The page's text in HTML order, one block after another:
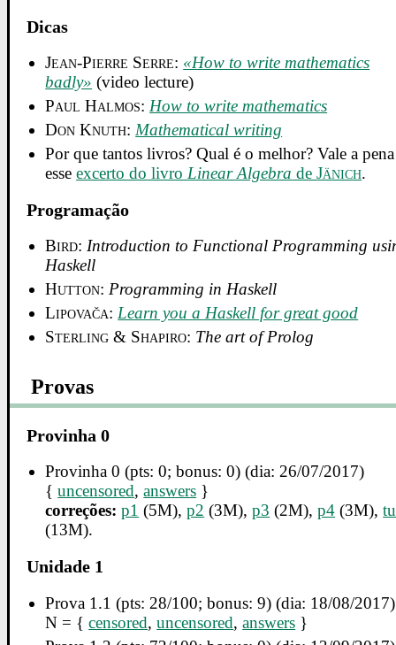
Dicas
Jean-Pierre Serre: «How to write mathematics
badly» (video lecture)
Paul Halmos:How to write mathematics
Don Knuth: Mathematical writing
Por que tantos livros? Qual é o melhor? Vale a
esseexcerto do livro Linear Algebra deJänich.
Programação
Bird:Introduction to Functional Programming
Haskell
Hutton:Programming in Haskell
Lipovača:Learn you a Haskell for great good
Sterling & Shapiro: The art of Prolog
Provas
Provinha 0
Provinha 0 (pts: 0; bonus: 0) (dia: 26/07/2017)
{uncensored,answers }
correções: p1 (5M),p2 (3M),p3 (2M),p4 (3M),
(13M).
Unidade 1
Prova 1.1 (pts: 28/100; bonus: 9) (dia: 18/08/2017)
N = {censored,uncensored,answers }